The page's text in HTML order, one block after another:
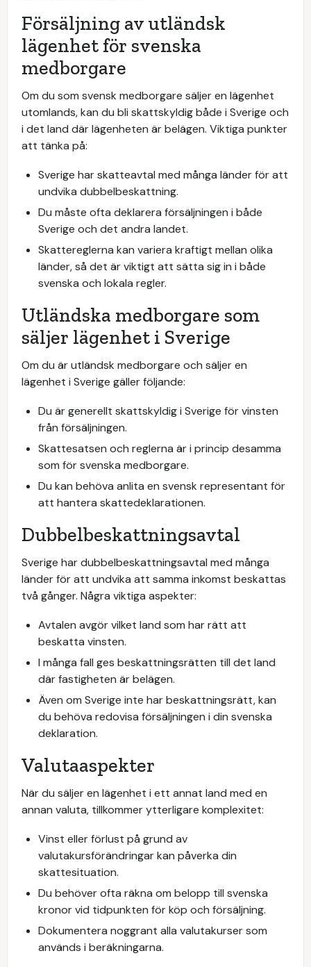
Försäljning av utländsk
lägenhet för svenska
medborgare
Om du som svensk medborgare säljer en lägenhet
utomlands, kan du bli skattskyldig både i Sverige och
i det land där lägenheten är belägen. Viktiga punkter
att tänka på:
Sverige har skatteavtal med många länder för att
undvika dubbelbeskattning.
Du måste ofta deklarera försäljningen i både
Sverige och det andra landet.
Skattereglerna kan variera kraftigt mellan olika
länder, så det är viktigt att sätta sig in i både
svenska och lokala regler.
Utländska medborgare som
säljer lägenhet i Sverige
Om du är utländsk medborgare och säljer en
lägenhet i Sverige gäller följande:
Du är generellt skattskyldig i Sverige för vinsten
från försäljningen.
Skattesatsen och reglerna är i princip desamma
som för svenska medborgare.
Du kan behöva anlita en svensk representant för
att hantera skattedeklarationen.
Dubbelbeskattningsavtal
Sverige har dubbelbeskattningsavtal med många
länder för att undvika att samma inkomst beskattas
två gånger. Några viktiga aspekter:
Avtalen avgör vilket land som har rätt att
beskatta vinsten.
I många fall ges beskattningsrätten till det land
där fastigheten är belägen.
Även om Sverige inte har beskattningsrätt, kan
du behöva redovisa försäljningen i din svenska
deklaration.
Valutaaspekter
När du säljer en lägenhet i ett annat land med en
annan valuta, tillkommer ytterligare komplexitet:
Vinst eller förlust på grund av
valutakursförändringar kan påverka din
skattesituation.
Du behöver ofta räkna om belopp till svenska
kronor vid tidpunkten för köp och försäljning.
Dokumentera noggrant alla valutakurser som
används i beräkningarna.